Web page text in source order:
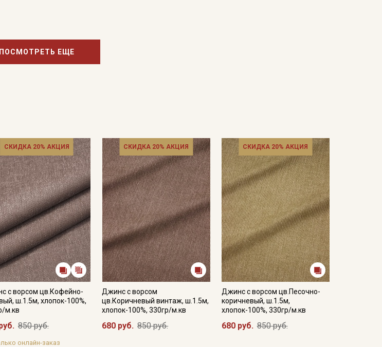
ПОСМОТРЕТЬ ЕЩЕ
СКИДКА 20% АКЦИЯ
с ворсом цв.Кофейно-
ш.1.5м, хлопок-100%,
м.кв
850 руб.
онлайн-заказ
СКИДКА 20% АКЦИЯ
Джинс с ворсом
цв.Коричневый винтаж, ш.1.5м,
хлопок-100%, 330гр/м.кв
680 руб. 850 руб.
СКИДКА 20% АКЦИЯ
Джинс с ворсом цв.Песочно-
коричневый, ш.1.5м,
хлопок-100%, 330гр/м.кв
680 руб. 850 руб.